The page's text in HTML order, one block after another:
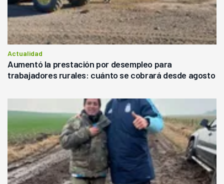
Actualidad
Aumentó la prestación por desempleo para
trabajadores rurales: cuánto se cobrará desde agosto